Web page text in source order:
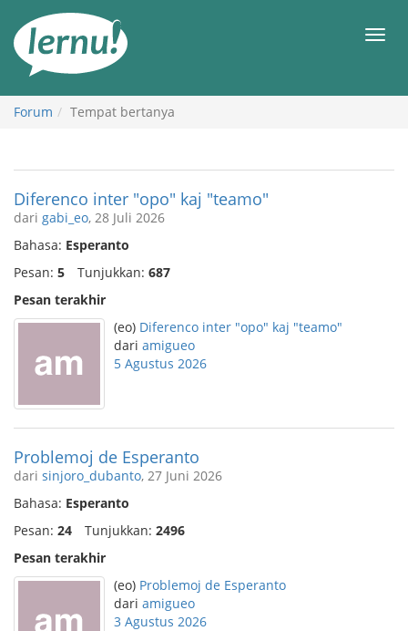
daftar
Forum Tempat bertanya
Diferenco inter "opo" kaj "teamo"
dari gabi_eo, 28 Juli 2026
Bahasa: Esperanto
Pesan: 5 Tunjukkan: 687
Pesan terakhir
(eo) Diferenco inter "opo" kaj "teamo"
dari amigueo
5 Agustus 2026
Problemoj de Esperanto
dari sinjoro_dubanto, 27 Juni 2026
Bahasa: Esperanto
Pesan: 24 Tunjukkan: 2496
Pesan terakhir
(eo) Problemoj de Esperanto
dari amigueo
3 Agustus 2026